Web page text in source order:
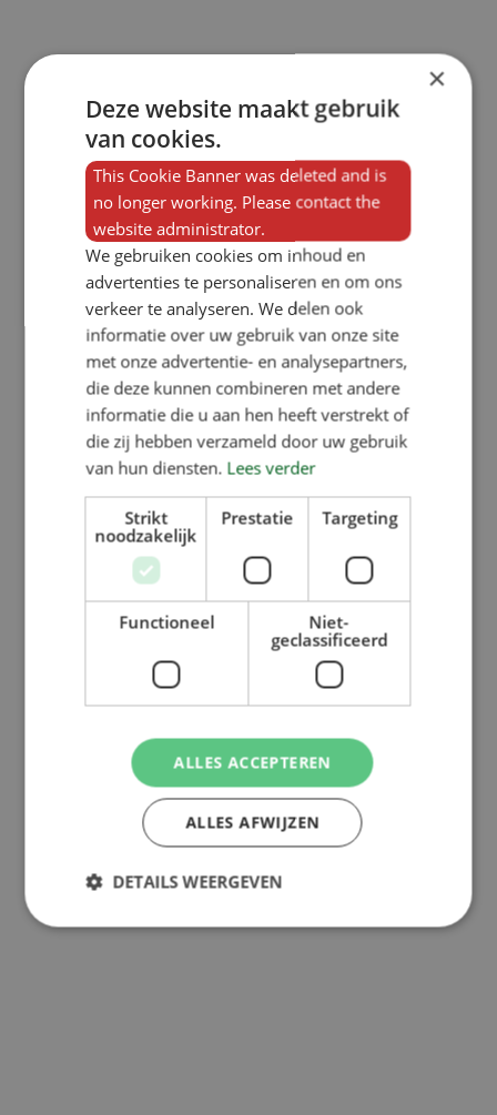
×
Deze website maakt gebruik
van cookies.
This Cookie Banner was deleted and is
no longer working. Please contact the
website administrator.
We gebruiken cookies om inhoud en
advertenties te personaliseren en om ons
verkeer te analyseren. We delen ook
informatie over uw gebruik van onze site
met onze advertentie- en analysepartners,
die deze kunnen combineren met andere
informatie die u aan hen heeft verstrekt of
die zij hebben verzameld door uw gebruik
van hun diensten. Lees verder
Strikt
noodzakelijk
Prestatie Targeting
Functioneel
Niet-
geclassificeerd
ALLES ACCEPTEREN
ALLES AFWIJZEN
DETAILS WEERGEVEN